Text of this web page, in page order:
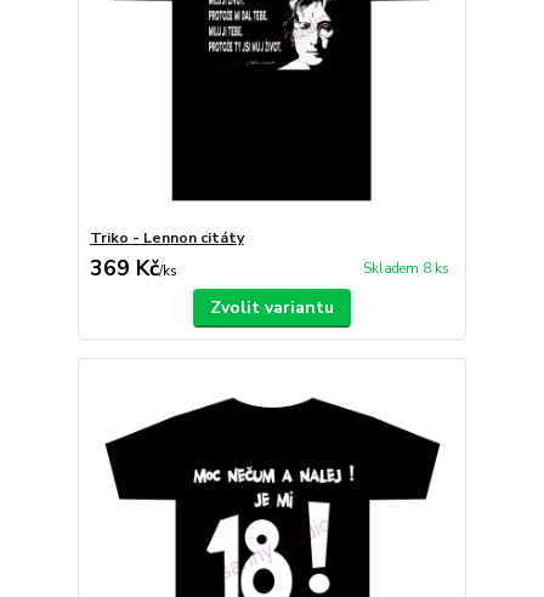
Triko - Lennon citáty
369 Kč/ks Skladem 8 ks
Zvolit variantu